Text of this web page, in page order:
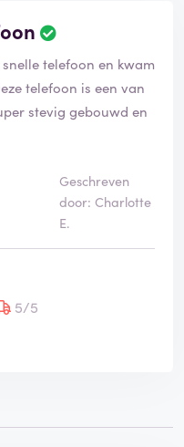
B
o
o
r
d
n
g
e
telefoon en kwam
telefoon is een van
stevig gebouwd en
Geschreven
door: Charlotte
E.
5/5